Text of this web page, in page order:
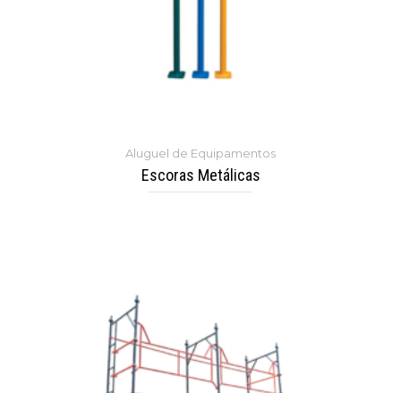
Aluguel de Equipamentos
Escoras Metálicas